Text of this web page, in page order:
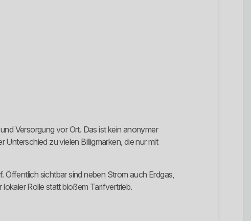
Versorgung vor Ort. Das ist kein anonymer
zu vielen Billigmarken, die nur mit
Öffentlich sichtbar sind neben Strom auch Erdgas,
Rolle statt bloßem Tarifvertrieb.